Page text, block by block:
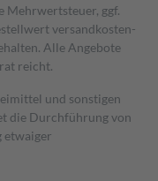
Mehrwertsteuer, ggf.
versand­kosten­
Alle Angebote
reicht.
und sonstigen
die Durchführung von
etwaiger